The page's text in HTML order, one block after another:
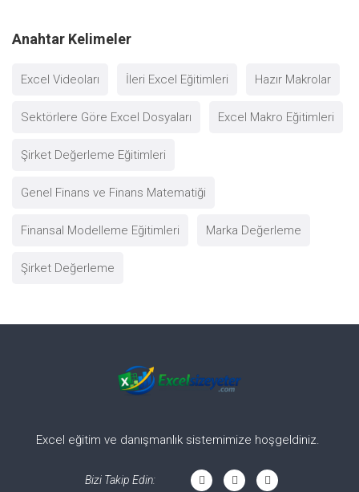
Anahtar Kelimeler
Excel Videoları İleri Excel Eğitimleri Hazır Makrolar
Sektörlere Göre Excel Dosyaları Excel Makro Eğitimleri
Şirket Değerleme Eğitimleri
Genel Finans ve Finans Matematiği
Finansal Modelleme Eğitimleri Marka Değerleme
Şirket Değerleme
Excel eğitim ve danışmanlık sistemimize hoşgeldiniz.
Bizi Takip Edin: